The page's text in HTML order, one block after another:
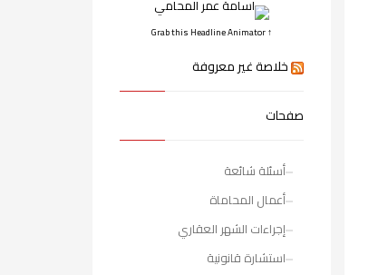
↑ Grab this Headline Animator
خلاصة غير معروفة
صفحات
أسئلة شائعة
أعمال المحاماة
إجراءات الشهر العقاري
استشارة قانونية